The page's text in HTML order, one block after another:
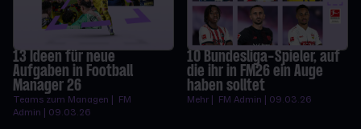
13 Ideen für neue
Aufgaben in Football
Manager 26
Teams zum Managen | FM
Admin | 09.03.26
10 Bundesliga-Spieler, auf
die ihr in FM26 ein Auge
haben solltet
Mehr | FM Admin | 09.03.26